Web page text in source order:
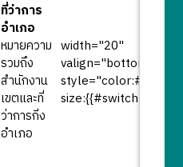
ที่ว่าการ
อำเภอ
หมายความ
รวมถึง
สำนักงาน
เขตและที่
ว่าการกิ่ง
อำเภอ
width="20"
valign="bottom"
size:{{#switch: